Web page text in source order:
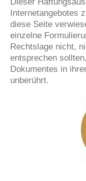
Internetangebotes
diese Seite
einzelne
Rechtslage nicht,
entsprechen
Dokumentes in
unberührt.